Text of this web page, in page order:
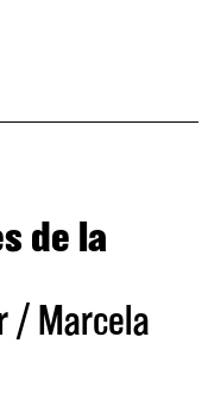
de la
/ Marcela